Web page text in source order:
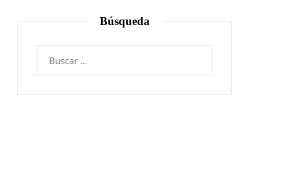
Búsqueda